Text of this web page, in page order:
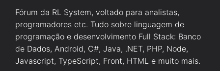
Fórum da RL System, voltado para analistas,
programadores etc. Tudo sobre linguagem de
programação e desenvolvimento Full Stack: Banco
de Dados, Android, C#, Java, .NET, PHP, Node,
Javascript, TypeScript, Front, HTML e muito mais.